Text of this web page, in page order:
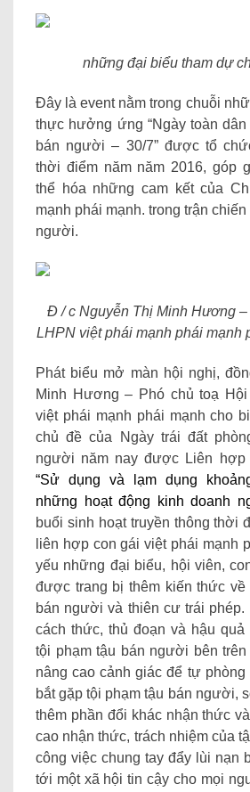
những đại biểu tham dự
Đây là event nằm trong chuỗi
thực hưởng ứng “Ngày toàn dân
bán người – 30/7” được tổ
thời điểm năm năm 2016, góp
thể hóa những cam kết của
mạnh phái mạnh. trong trận
người.
Đ / c Nguyễn Thị Minh Hương
LHPN việt phái mạnh phái mạnh
Phát biểu mở màn hội nghị,
Minh Hương – Phó chủ toạ
việt phái mạnh phái mạnh cho
chủ đề của Ngày trái đất
người năm nay được Liên hợp
“Sử dụng và lạm dụng
những hoạt động kinh doanh
buổi sinh hoạt truyền thông thời
liên hợp con gái việt phái mạnh
yếu những đại biểu, hội viên,
được trang bị thêm kiến ​​thức về
bán người và thiên cư trái phép.
cách thức, thủ đoạn và hậu quả
tội phạm tậu bán người bên trên
nâng cao cảnh giác để tự phòng
bắt gặp tội phạm tậu bán người,
thêm phần đổi khác nhận thức
cao nhận thức, trách nhiệm của
công việc chung tay đẩy lùi nạn
tới một xã hội tin cậy cho mọi